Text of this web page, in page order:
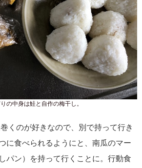
の中身は鮭と自作の梅干し。
くのが好きなので、別で持って行き
に食べられるようにと、南瓜のマー
パン）を持って行くことに。行動食